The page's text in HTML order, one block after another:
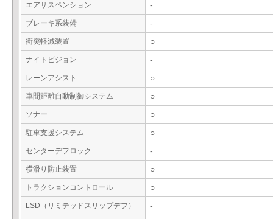
エアサスペンション -
ブレーキ系装備 -
衝突軽減装置 ○
ナイトビジョン -
レーンアシスト ○
車間距離自動制御システム ○
ソナー ○
駐車支援システム ○
センターデフロック -
横滑り防止装置 ○
トラクションコントロール ○
LSD（リミテッドスリップデフ） -